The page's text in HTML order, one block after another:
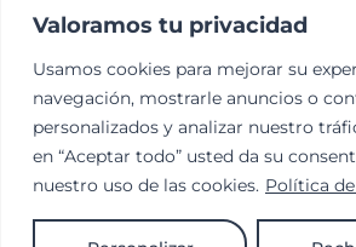
Valoramos tu privacidad
Usamos cookies para mejorar su
navegación, mostrarle anuncios o
personalizados y analizar nuestro
en “Aceptar todo” usted da su
nuestro uso de las cookies. Política
Odontología Adultos
Odontología Kids
Bienestar
Blog
680 90 51 07